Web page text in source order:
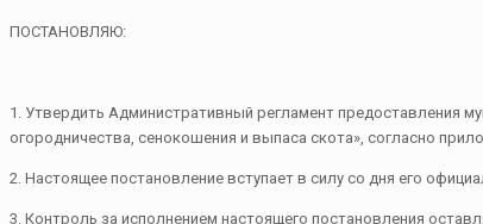
ПОСТАНОВЛЯЮ:
1. Утвердить Административный регламент предоставления
огородничества, сенокошения и выпаса скота», согласно
2. Настоящее постановление вступает в силу со дня его
3. Контроль за исполнением настоящего постановления